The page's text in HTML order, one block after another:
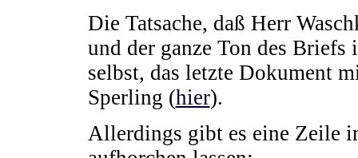
Die Tatsache, daß Herr
und der ganze Ton des
selbst, das letzte Dokument
Sperling (hier).
Allerdings gibt es eine Zeile